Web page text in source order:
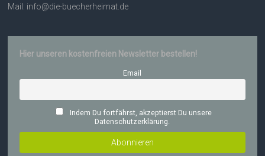
Mail: info@die-buecherheimat.de
Hier unseren kostenfreien Newsletter bestellen!
Email
Indem Du fortfährst, akzeptierst Du unsere
Datenschutzerklärung.